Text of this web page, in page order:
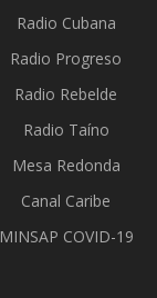
Radio Cubana
Radio Progreso
Radio Rebelde
Radio Taíno
Mesa Redonda
Canal Caribe
MINSAP COVID-19